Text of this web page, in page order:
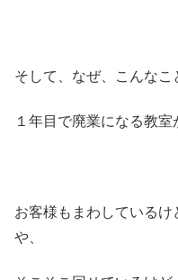
そして、なぜ、こんなこ
１年目で廃業になる教室
お客様もまわしているけ
や、